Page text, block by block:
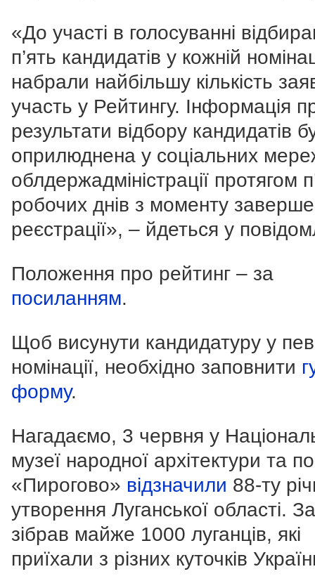
«До участі в голосуванні
п’ять кандидатів у кожній
набрали найбільшу кількість
участь у Рейтингу. Інформація
результати відбору кандидатів
оприлюднена у соціальних
облдержадміністрації протягом
робочих днів з моменту
реєстрації», – йдеться у
Положення про рейтинг – за
посиланням.
Щоб висунути кандидатуру у
номінації, необхідно заповнити
форму.
Нагадаємо, 3 червня у
музеї народної архітектури та
«Пирогово» відзначили 88-ту
утворення Луганської області.
зібрав майже 1000 луганців, які
приїхали з різних куточків